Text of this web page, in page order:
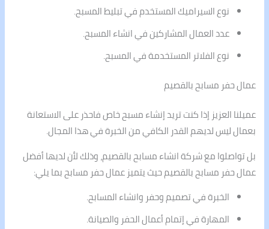
نوع السيراميك المستخدم في تبليط المسبح.
عدد العمال المشاركين في انشاء المسبح.
نوع الفلاتر المستخدمة في المسبح.
عمال حفر مسابح بالقصيم
عميلنا العزيز إذا كنت تريد إنشاء مسبح خاص فاحذر على الاستعانة
بعمال ليس لديهم القدر الكافي من الخبرة في هذا المجال.
بل تواصلوا مع شركة انشاء مسابح بالقصيم، وذلك لأن لديها أفضل
عمال حفر مسابح بالقصيم حيث يتميز عمال حفر مسابح بما يلي:
الخبرة في تصميم وحفر وانشاء المسابح.
المهارة في إتمام أعمال الحفر والصيانة.